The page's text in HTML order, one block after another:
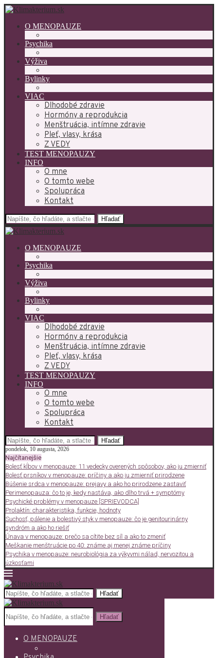
O MENOPAUZE
Psychika
Výživa
Bylinky
VIAC
Dlhodobé zdravie
Hormóny a reprodukcia
Menštruácia, intímne zdravie
Pleť, vlasy, krása
Z VEDY
TEST MENOPAUZY
INFO
O mne
O tomto webe
Spolupráca
Kontakt
Hľadať
O MENOPAUZE
Psychika
Výživa
Bylinky
VIAC
Dlhodobé zdravie
Hormóny a reprodukcia
Menštruácia, intímne zdravie
Pleť, vlasy, krása
Z VEDY
TEST MENOPAUZY
INFO
O mne
O tomto webe
Spolupráca
Kontakt
Hľadať
pondelok, 10 augusta, 2026
Najčítanejšie
Bolesť kĺbov v menopauze: 11 vedecky overených spôsobov, ako ju zmierniť
Bolesť prsníkov v menopauze: príčiny a ako ju zmierniť prirodzene
Búšenie srdca v menopauze: prejavy a ako ho prirodzene zastaviť
Perimenopauza: čo to je, kedy nastáva, ako dlho trvá + symptómy
Psychické problémy v menopauze [SPRIEVODCA]
Prolaktín: charakteristika, funkcie, hodnoty
Suchosť, pálenie a bolestivý styk v menopauze: čo je genitourinárny
syndróm a ako ho riešiť
Únava v menopauze: prečo sa cítite bez síl a ako to zmeniť
Meškanie menštruácie po 40: známe aj menej známe príčiny
Psychika v menopauze: neurobiológia za výkyvmi nálad, nervozitou a
úzkosťami
Hľadať
Hľadať
O MENOPAUZE